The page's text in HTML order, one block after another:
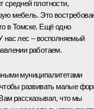
средней плотности,
мебель. Это
в Томске. Ещё одно
нас лес – восполняемый
работаем.
муниципалитетами
чтобы развивать малые
рассказывал, что мы